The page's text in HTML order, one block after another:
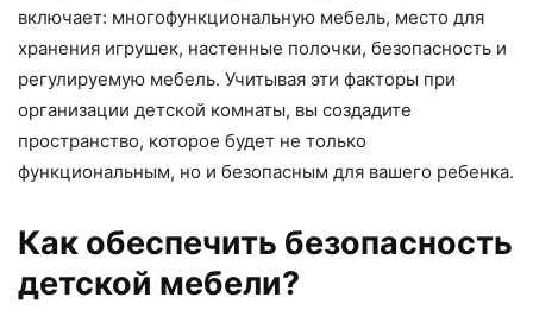
включает: многофункциональную мебель, место для
хранения игрушек, настенные полочки, безопасность и
регулируемую мебель. Учитывая эти факторы при
организации детской комнаты, вы создадите
пространство, которое будет не только
функциональным, но и безопасным для вашего ребенка.
Как обеспечить безопасность
детской мебели?